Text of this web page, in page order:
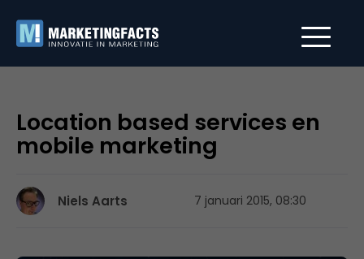
Location based services en
mobile marketing
Niels Aarts 7 januari 2015, 08:30